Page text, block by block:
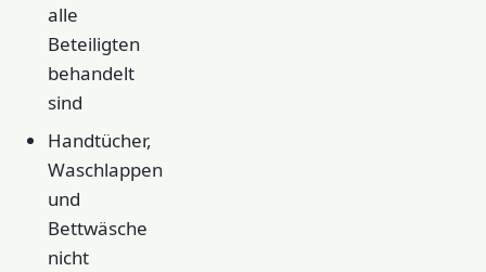
alle
Beteiligten
behandelt
sind
Handtücher,
Waschlappen
und
Bettwäsche
nicht